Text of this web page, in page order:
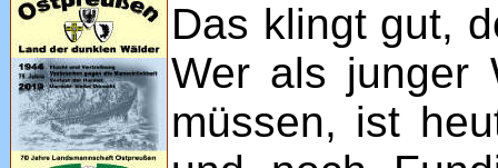
Das klingt gut,
Wer als junger
müssen, ist